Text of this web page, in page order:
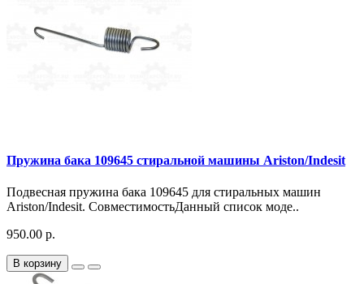
Пружина бака 109645 стиральной машины Ariston/Indesit
Подвесная пружина бака 109645 для стиральных машин
Ariston/Indesit. СовместимостьДанный список моде..
950.00 р.
В корзину